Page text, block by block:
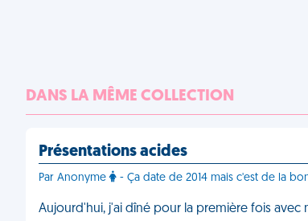
DANS LA MÊME COLLECTION
Présentations acides
Par Anonyme - Ça date de 2014 mais c'est de la
Aujourd'hui, j'ai dîné pour la première fois